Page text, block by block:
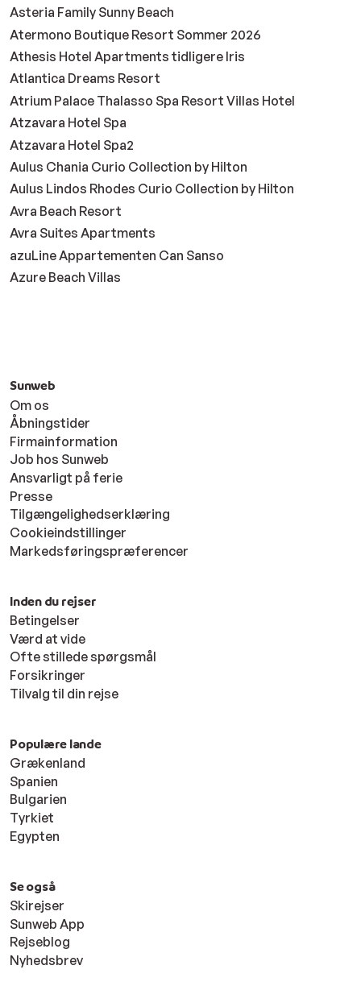
Asteria Family Sunny Beach
Atermono Boutique Resort Sommer 2026
Athesis Hotel Apartments tidligere Iris
Atlantica Dreams Resort
Atrium Palace Thalasso Spa Resort Villas Hotel
Atzavara Hotel Spa
Atzavara Hotel Spa2
Aulus Chania Curio Collection by Hilton
Aulus Lindos Rhodes Curio Collection by Hilton
Avra Beach Resort
Avra Suites Apartments
azuLine Appartementen Can Sanso
Azure Beach Villas
Sunweb
Om os
Åbningstider
Firmainformation
Job hos Sunweb
Ansvarligt på ferie
Presse
Tilgængelighedserklæring
Cookieindstillinger
Markedsføringspræferencer
Inden du rejser
Betingelser
Værd at vide
Ofte stillede spørgsmål
Forsikringer
Tilvalg til din rejse
Populære lande
Grækenland
Spanien
Bulgarien
Tyrkiet
Egypten
Se også
Skirejser
Sunweb App
Rejseblog
Nyhedsbrev